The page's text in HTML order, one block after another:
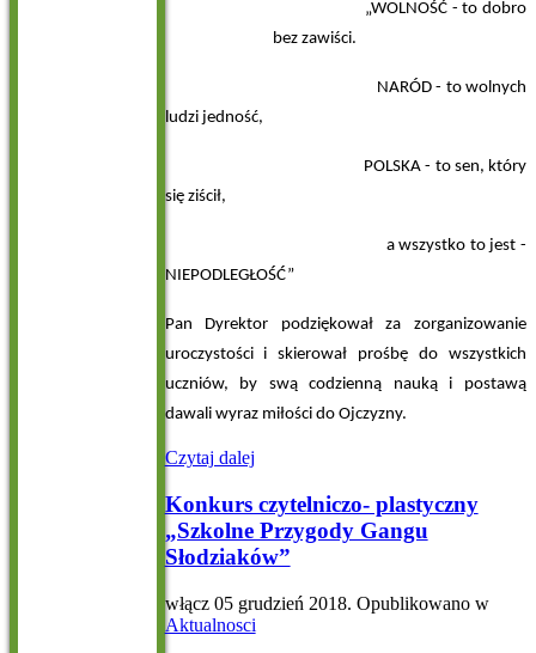
„WOLNOŚĆ - to dobro
bez zawiści.
NARÓD - to wolnych
ludzi jedność,
POLSKA - to sen, który
się ziścił,
a wszystko to jest -
NIEPODLEGŁOŚĆ”
Pan Dyrektor podziękował za zorganizowanie
uroczystości i skierował prośbę do wszystkich
uczniów, by swą codzienną nauką i postawą
dawali wyraz miłości do Ojczyzny.
Czytaj dalej
Konkurs czytelniczo- plastyczny
„Szkolne Przygody Gangu
Słodziaków”
włącz 05 grudzień 2018. Opublikowano w
Aktualnosci